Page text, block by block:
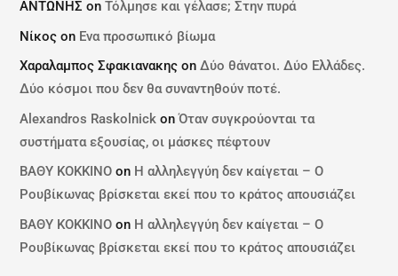
ΑΝΤΩΝΗΣ onΤόλμησε και γέλασε; Στην πυρά
Νίκος on Ενα προσωπικό βίωμα
Χαραλαμπος Σφακιανακης onΔύο θάνατοι. Δύο Ελλάδες.
Δύο κόσμοι που δεν θα συναντηθούν ποτέ.
Alexandros Raskolnick onΌταν συγκρούονται τα
συστήματα εξουσίας, οι μάσκες πέφτουν
ΒΑΘΥ ΚΟΚΚΙΝΟ on Η αλληλεγγύη δεν καίγεται – Ο
Ρουβίκωνας βρίσκεται εκεί που το κράτος απουσιάζει
ΒΑΘΥ ΚΟΚΚΙΝΟ on Η αλληλεγγύη δεν καίγεται – Ο
Ρουβίκωνας βρίσκεται εκεί που το κράτος απουσιάζει